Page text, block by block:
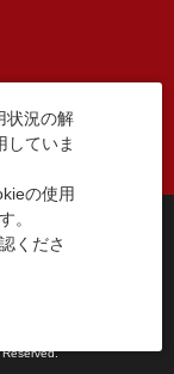
いて
6号
・引用を禁じます。
状況の解
していま
の使用
。
くださ